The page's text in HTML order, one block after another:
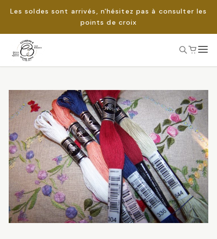
Les soldes sont arrivés, n'hésitez pas à consulter les
points de croix
Passer